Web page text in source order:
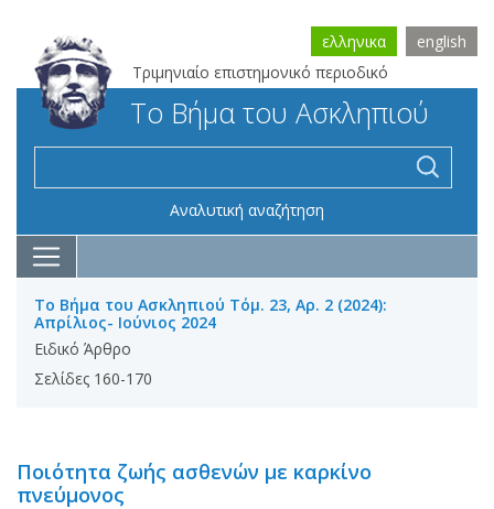
Τριμηνιαίο επιστημονικό περιοδικό
ελληνικα english
Το Βήμα του Ασκληπιού
Αναλυτική αναζήτηση
Το Βήμα του Ασκληπιού Τόμ. 23, Αρ. 2 (2024):
Απρίλιος- Ιούνιος 2024
Ειδικό Άρθρο
Σελίδες 160-170
Ποιότητα ζωής ασθενών με καρκίνο
πνεύμονος